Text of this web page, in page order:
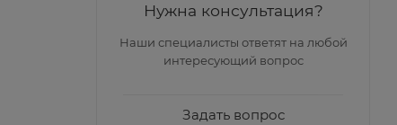
Нужна консультация?
Наши специалисты ответят на любой
интересующий вопрос
Задать вопрос